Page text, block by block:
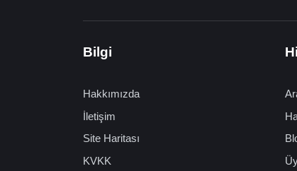
Bilgi
Hakkımızda
İletişim
Site Haritası
KVKK